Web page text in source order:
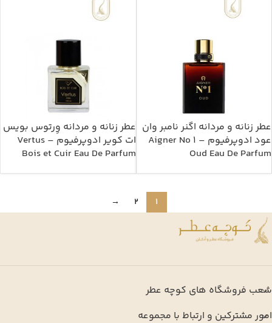
عطر زنانه و مردانه اگنر نامبر وان
عود ادوپرفیوم – Aigner No 1
Oud Eau De Parfum
عطر زنانه و مردانه وِرتوس بویس
ات کویر ادوپرفیوم – Vertus
Bois et Cuir Eau De Parfum
1
2
→
شعب فروشگاه های کوچه عطر
امور مشترکین و ارتباط با مجموعه